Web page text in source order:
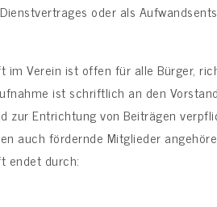
oder als
im Verein ist offen für alle Bürger,
ist schriftlich an den
zur Entrichtung von Beiträgen
auch fördernde Mitglieder
endet durch: